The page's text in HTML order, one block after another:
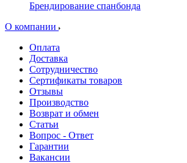
Брендирование спанбонда
О компании
Оплата
Доставка
Сотрудничество
Сертификаты товаров
Отзывы
Производство
Возврат и обмен
Статьи
Вопрос - Ответ
Гарантии
Вакансии